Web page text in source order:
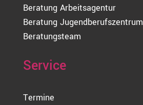
Beratung Arbeitsagentur
Beratung Jugendberufszentrum
Beratungsteam
Service
Termine